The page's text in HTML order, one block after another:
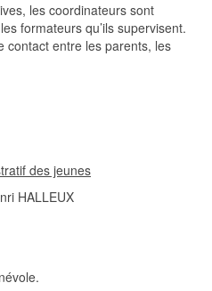
les coordinateurs sont
formateurs qu’ils supervisent.
contact entre les parents, les
des jeunes
HALLEUX